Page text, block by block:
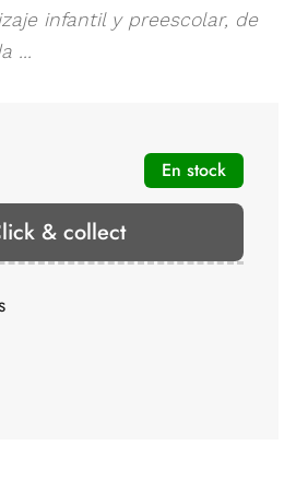
infantil y preescolar, de
...
En stock
& collect